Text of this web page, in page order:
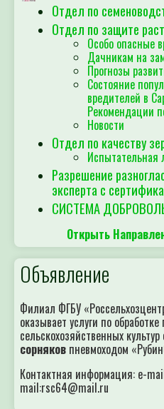
Отдел по
Отдел по защите
Особо опасные
Дачникам на
Прогнозы
Состояние
вредителей в
Рекомендации
Новости
Отдел по качеству
Испытательная
Разрешение
эксперта с
СИСТЕМА
Открыть
Объявление
Филиал ФГБУ
оказывает услуги по обработке
сельскохозяйственных
сорняков пневмоходом
Контактная информация: e-
mail:rsc64@mail.ru